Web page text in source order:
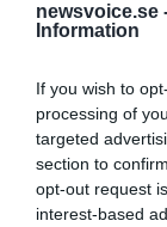
newsvoice.se
Information
If you wish to
processing of
targeted
section to
opt-out request
interest-based